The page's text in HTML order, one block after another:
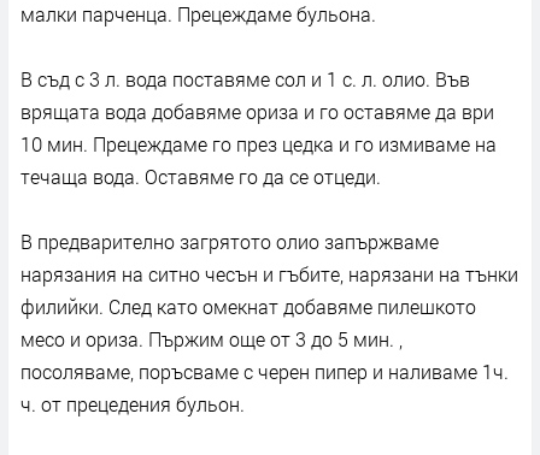
малки парченца. Прецеждаме бульона.
В съд с 3 л. вода поставяме сол и 1 с. л. олио. Във
врящата вода добавяме ориза и го оставяме да ври
10 мин. Прецеждаме го през цедка и го измиваме на
течаща вода. Оставяме го да се отцеди.
В предварително загрятото олио запържваме
нарязания на ситно чесън и гъбите, нарязани на тънки
филийки. След като омекнат добавяме пилешкото
месо и ориза. Пържим още от 3 до 5 мин. ,
посоляваме, поръсваме с черен пипер и наливаме 1ч.
ч. от прецедения бульон.